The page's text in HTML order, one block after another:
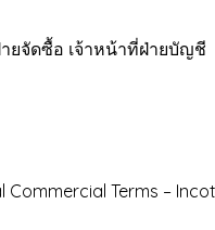
ซื้อ เจ้าหน้าที่ฝ่ายบัญชี
Terms –